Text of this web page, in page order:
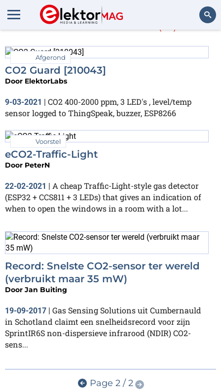
Meer overCO2
Afgerond
CO2 Guard [210043]
Door ElektorLabs
9-03-2021 | CO2 400-2000 ppm, 3 LED's , level/temp
sensor logged to ThingSpeak, buzzer, ESP8266
Voorstel
eCO2-Traffic-Light
Door PeterN
22-02-2021 | A cheap Traffic-Light-style gas detector
(ESP32 + CCS811 + 3 LEDs) that gives an indication of
when to open the windows in a room with a lot...
Record: Snelste CO2-sensor ter wereld
(verbruikt maar 35 mW)
Door Jan Buiting
19-09-2017 | Gas Sensing Solutions uit Cumbernauld
in Schotland claimt een snelheidsrecord voor zijn
SprintIR6S non-dispersieve infrarood (NDIR) CO2-
sens...
Page 2 / 2